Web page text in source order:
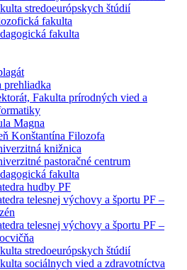
stredoeurópskych štúdií
fakulta
fakulta
prehliadka
Fakulta prírodných vied a
Magna
Konštantína Filozofa
knižnica
pastoračné centrum
fakulta
hudby PF
telesnej výchovy a športu PF –
telesnej výchovy a športu PF –
stredoeurópskych štúdií
sociálnych vied a zdravotníctva